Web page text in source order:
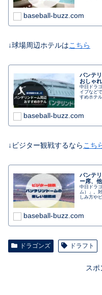
です！中
baseball-buzz.com
↓球場周辺ホテルはこちら
バンテ
おしゃ
中日ドラ
イブなど
すめホテ
baseball-buzz.com
↓ビジター観戦するなら こち
バンテ
ー席、
中日ドラ
ム）」。
しみ方や
baseball-buzz.com
ドラゴンズ ドラフト
スポ